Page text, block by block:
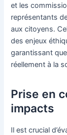
et les
représentants
aux citoyens.
des enjeux
garantissant
réellement à la
Prise en
impacts
Il est crucial